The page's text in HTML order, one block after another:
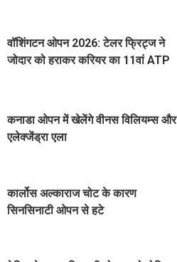
वॉशिंगटन ओपन 2026: टेलर फ्रिट्ज ने
जोदार को हराकर करियर का 11वां ATP
कनाडा ओपन में खेलेंगे वीनस विलियम्स और
एलेक्जेंड्रा एला
कार्लोस अल्काराज चोट के कारण
सिनसिनाटी ओपन से हटे